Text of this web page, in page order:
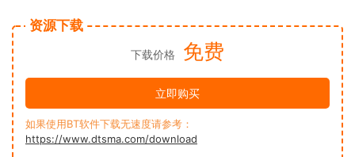
资源下载
下载价格 免费
立即购买
如果使用BT软件下载无速度请参考：
https://www.dtsma.com/download